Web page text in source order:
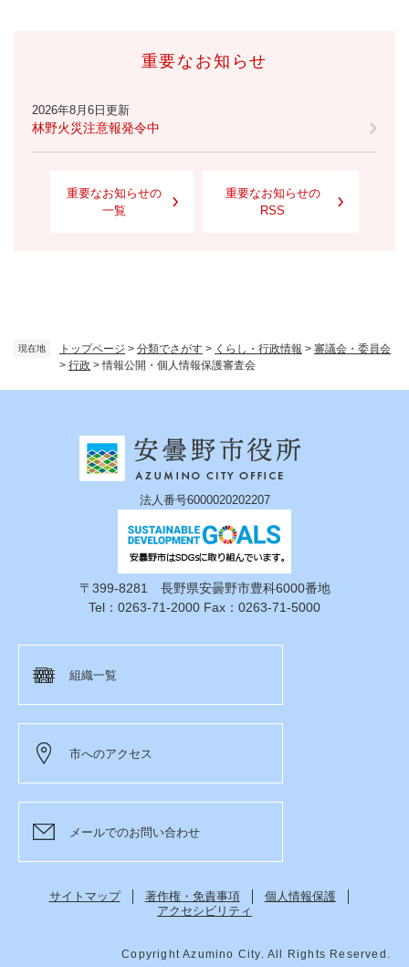
現在地 トップページ > 分類でさがす > くらし・行政情報 > 審議会・委員会
> 行政 >情報公開・個人情報保護審査会
重要なお知らせ
2026年8月6日更新
林野火災注意報発令中
重要なお知らせの
一覧
重要なお知らせの
RSS
法人番号6000020202207
〒399-8281 長野県安曇野市豊科6000番地
Tel：0263-71-2000 Fax：0263-71-5000
組織一覧
市へのアクセス
メールでのお問い合わせ
サイトマップ 著作権・免責事項
個人情報保護
アクセシビリティ
Copyright Azumino City. All Rights Reserved.